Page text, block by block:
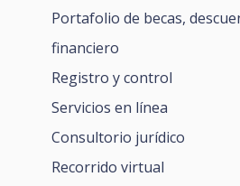
Portafolio de becas,
financiero
Registro y control
Servicios en línea
Consultorio jurídico
Recorrido virtual